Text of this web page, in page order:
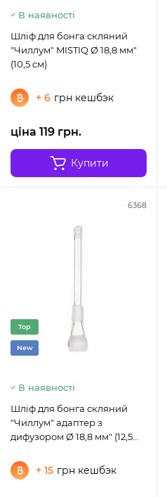
В наявності
Шліф для бонга скляний
"Чиллум" MISTIQ Ø 18,8 мм"
(10,5 см)
+ 6 грн кешбэк
ціна 119 грн.
Купити
6368
Top
New
В наявності
Шліф для бонга скляний
"Чиллум" адаптер з
дифузором Ø 18,8 мм" (12,5
+ 15 грн кешбэк